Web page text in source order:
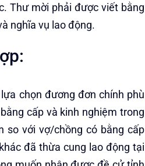
Thư mời phải được viết bằng
nghĩa vụ lao động.
chọn đương đơn chính phù
cấp và kinh nghiệm trong
so với vợ/chồng có bằng cấp
đã thừa cung lao động tại